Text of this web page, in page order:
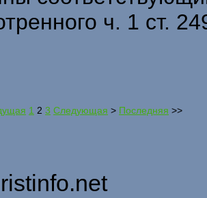
ч. 1 ст.
1 2 3 Следующая > Последняя >>